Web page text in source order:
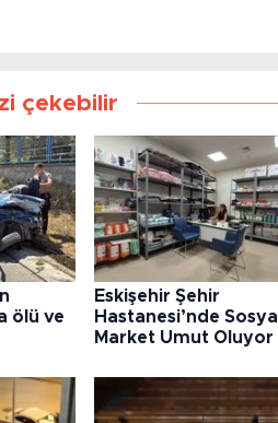
çekebilir
ölü ve
Eskişehir Şehir
Hastanesi’nde Sosyal
Market Umut Oluyor